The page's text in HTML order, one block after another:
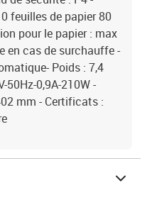
feuilles de papier 80
pour le papier : max
en cas de surchauffe -
Poids : 7,4
50Hz-0,9A-210W -
mm - Certificats :